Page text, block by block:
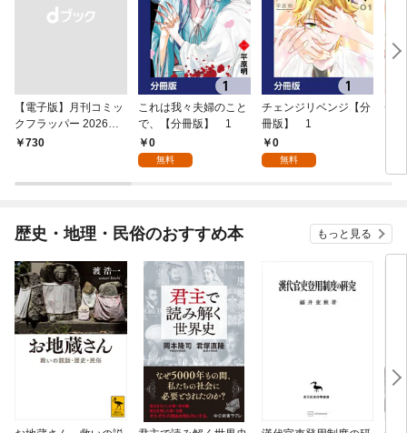
【電子版】月刊コミッ
クフラッパー 2026年9
月号
￥730
これは我々夫婦のこと
で、【分冊版】 1
0
無料
チェンジリベンジ【分
冊版】 1
0
無料
チ
歴史・地理・民俗のおすすめ本 もっと見る